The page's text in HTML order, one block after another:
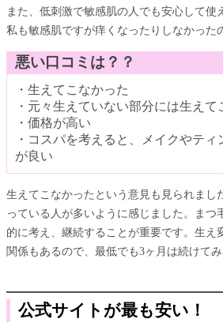
また、低刺激で敏感肌の人でも安心して使
私も敏感肌ですが痒くなったりしなかった
悪い口コミは？？
・生えてこなかった
・元々生えていない部分には生えて
・価格が高い
・コスパを考えると、メイクやテ
が良い
生えてこなかったという意見も見られまし
っている人が多いように感じました。まつ
的に考え、継続することが重要です。生え
関係もあるので、最低でも3ヶ月は続けて
公式サイトが最も安い！